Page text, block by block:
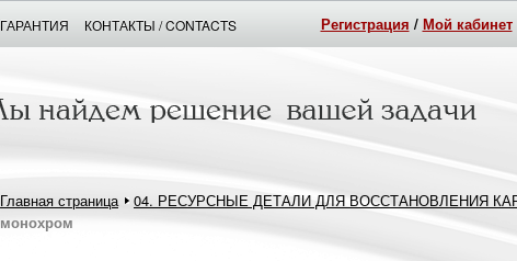
Регистрация / Мой кабинет
ГАРАНТИЯ КОНТАКТЫ / CONTACTS
Главная страница 04. РЕСУРСНЫЕ ДЕТАЛИ ДЛЯ ВОССТАНОВЛЕНИЯ
монохром